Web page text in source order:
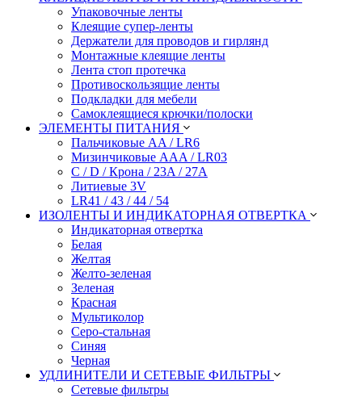
Упаковочные ленты
Клеящие супер-ленты
Держатели для проводов и гирлянд
Монтажные клеящие ленты
Лента стоп протечка
Противоскользящие ленты
Подкладки для мебели
Самоклеящиеся крючки/полоски
ЭЛЕМЕНТЫ ПИТАНИЯ
Пальчиковые AA / LR6
Мизинчиковые AAA / LR03
C / D / Крона / 23A / 27A
Литиевые 3V
LR41 / 43 / 44 / 54
ИЗОЛЕНТЫ И ИНДИКАТОРНАЯ ОТВЕРТКА
Индикаторная отвертка
Белая
Желтая
Желто-зеленая
Зеленая
Красная
Мультиколор
Серо-стальная
Синяя
Черная
УДЛИНИТЕЛИ И СЕТЕВЫЕ ФИЛЬТРЫ
Сетевые фильтры